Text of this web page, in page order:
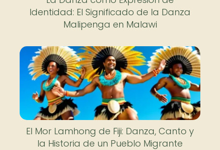
Identidad: El Significado de la Danza
Malipenga en Malawi
El Mor Lamhong de Fiji: Danza, Canto y
la Historia de un Pueblo Migrante